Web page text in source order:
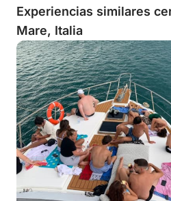
Experiencias similares
Mare, Italia